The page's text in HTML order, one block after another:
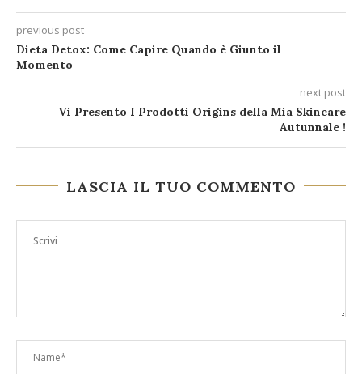
previous post
Dieta Detox: Come Capire Quando è Giunto il
Momento
next post
Vi Presento I Prodotti Origins della Mia Skincare
Autunnale !
LASCIA IL TUO COMMENTO